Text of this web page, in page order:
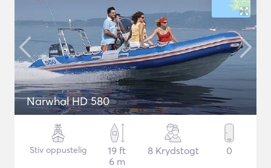
Narwhal HD 580
Stiv oppustelig
19 ft
6 m
8 Krydstogt 0